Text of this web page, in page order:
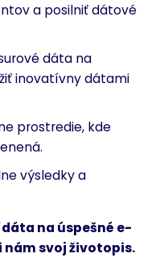
a posilniť dátové
dáta na
inovatívny dátami
prostredie, kde
výsledky a
na úspešné e-
nám svoj životopis.